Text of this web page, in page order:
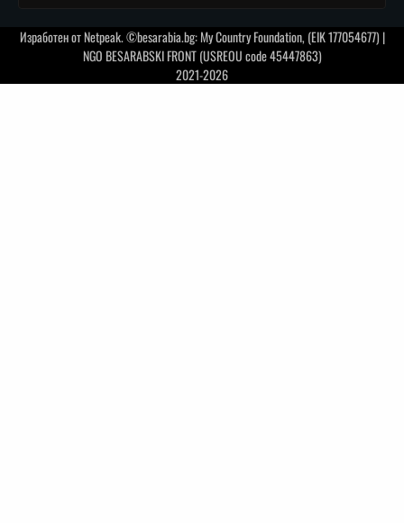
Изработен отNetpeak. ©besarabia.bg: My Country Foundation, (EIK 177054677) |
NGO BESARABSKI FRONT (USREOU code 45447863)
2021-2026